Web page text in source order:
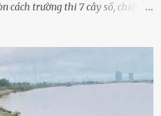
cách trường thi 7 cây số, chiếc xe
nay quên mang theo! Giữa con
loạn vẫy tay xin đi nhờ. –
ơn cho cháu đi nhờ với! – Cô ơi,
thoại… Người thì lắc đầu. Người